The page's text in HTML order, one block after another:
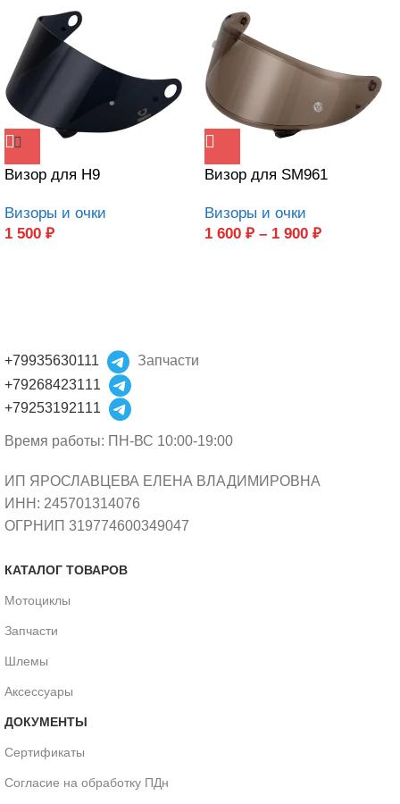
Визор для H9
Визоры и очки
1 500 ₽
Визор для SM961
Визоры и очки
1 600 ₽ – 1 900 ₽
+79935630111
Запчасти
+79268423111
+79253192111
Время работы: ПН-ВС 10:00-19:00
ИП ЯРОСЛАВЦЕВА ЕЛЕНА ВЛАДИМИРОВНА
ИНН: 245701314076
ОГРНИП 319774600349047
КАТАЛОГ ТОВАРОВ
Мотоциклы
Запчасти
Шлемы
Аксессуары
ДОКУМЕНТЫ
Сертификаты
Согласие на обработку ПДн